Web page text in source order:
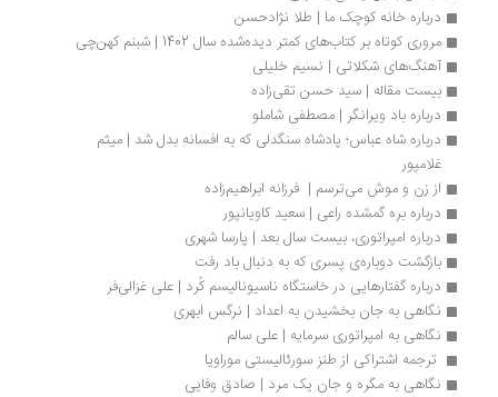
درباره خانه کوچک ما | طلا نژادحسن
مروری کوتاه بر کتاب‌های کمتر دیده‌شده سال 1402 | شبنم کهن‌چی
آهنگ‌های شکلاتی | نسیم خلیلی
بیست مقاله | سید حسن تقی‌زاده
درباره باد ویرانگر | مصطفی شاملو
درباره شاه عباس؛ پادشاه سنگدلی که به افسانه بدل شد | میثم
از زن و موش می‌ترسم |  فرزانه ابراهیم‌زاده
درباره بره گمشده راعی | سعید کاویانپور
درباره امپراتوری، بیست سال بعد | پارسا شهری
بازگشت دوباره‌ی پسری که به دنبال باد رفت
درباره گفتارهایی در خاستگاه ناسیونالیسم کُرد | علی غزالی‌فر
نگاهی به جان بخشیدن به اعداد | نرگس ابهری
نگاهی به امپراتوری سرمایه | علی سالم
ترجمه‌ اشتراکی از طنز سورئالیستی موراویا
نگاهی به مگره و جان یک مرد | صادق وفایی